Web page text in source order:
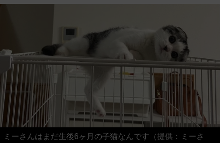
ミーさんはまだ生後6ヶ月の子猫なんです（提供：ミーさ